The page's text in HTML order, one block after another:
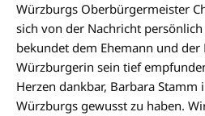
Würzburgs Oberbürgermeister
sich von der Nachricht
bekundet dem Ehemann und
Würzburgerin sein tief
Herzen dankbar, Barbara Stamm
Würzburgs gewusst zu haben.